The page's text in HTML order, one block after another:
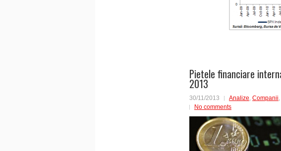
Pietele financiare
2013
30/11/2013 Analize, Companii,
No comments